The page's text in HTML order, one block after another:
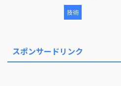
技術
スポンサードリンク